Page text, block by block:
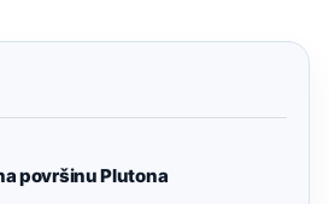
površinu Plutona